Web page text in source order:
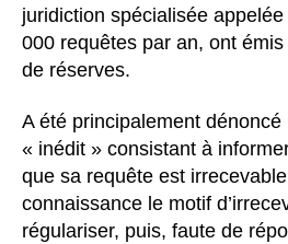
juridiction spécialisée
000 requêtes par an, ont
de réserves.
A été principalement
« inédit » consistant à
que sa requête est
connaissance le motif
régulariser, puis, faute de